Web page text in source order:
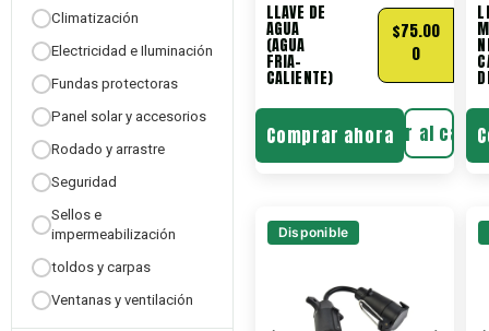
Climatización
Electricidad e Iluminación
Fundas protectoras
Panel solar y accesorios
Rodado y arrastre
Seguridad
Sellos e
impermeabilización
toldos y carpas
Ventanas y ventilación
LLAVE DE
AGUA
(AGUA
FRIA-
CALIENTE)
$75.00
0
Comprar ahoraAñadir al
Disponible